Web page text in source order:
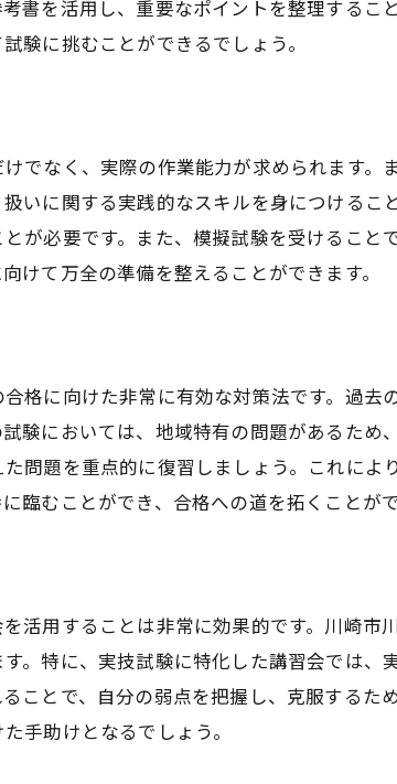
書を活用し、重要なポイントを整理する
験に挑むことができるでしょう。
でなく、実際の作業能力が求められます
いに関する実践的なスキルを身につける
が必要です。また、模擬試験を受けるこ
けて万全の準備を整えることができます。
格に向けた非常に有効な対策法です。過
験においては、地域特有の問題があるた
問題を重点的に復習しましょう。これに
臨むことができ、合格への道を拓くことがで
活用することは非常に効果的です。川崎
。特に、実技試験に特化した講習会では
ことで、自分の弱点を把握し、克服する
手助けとなるでしょう。